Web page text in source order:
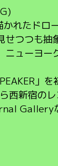
れたドロ
つつも抽
ューヨー
」
西新宿の
Gallery